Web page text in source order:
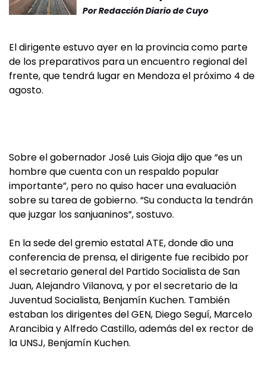
PorRedacción Diario de Cuyo
El dirigente estuvo ayer en la provincia como parte
de los preparativos para un encuentro regional del
frente, que tendrá lugar en Mendoza el próximo 4 de
agosto.
Sobre el gobernador José Luis Gioja dijo que “es un
hombre que cuenta con un respaldo popular
importante”, pero no quiso hacer una evaluación
sobre su tarea de gobierno. “Su conducta la tendrán
que juzgar los sanjuaninos”, sostuvo.
En la sede del gremio estatal ATE, donde dio una
conferencia de prensa, el dirigente fue recibido por
el secretario general del Partido Socialista de San
Juan, Alejandro Vilanova, y por el secretario de la
Juventud Socialista, Benjamín Kuchen. También
estaban los dirigentes del GEN, Diego Seguí, Marcelo
Arancibia y Alfredo Castillo, además del ex rector de
la UNSJ, Benjamín Kuchen.